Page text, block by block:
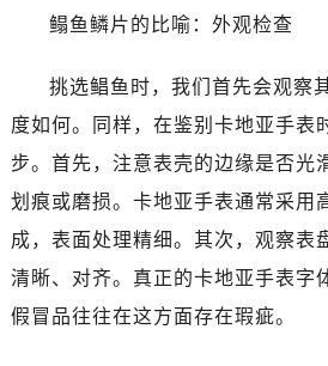
鳎鱼鳞片的比喻：外观检查
挑选鲳鱼时，我们首先会观察
度如何。同样，在鉴别卡地亚手表
步。首先，注意表壳的边缘是否光
划痕或磨损。卡地亚手表通常采用
成，表面处理精细。其次，观察表
清晰、对齐。真正的卡地亚手表字
假冒品往往在这方面存在瑕疵。